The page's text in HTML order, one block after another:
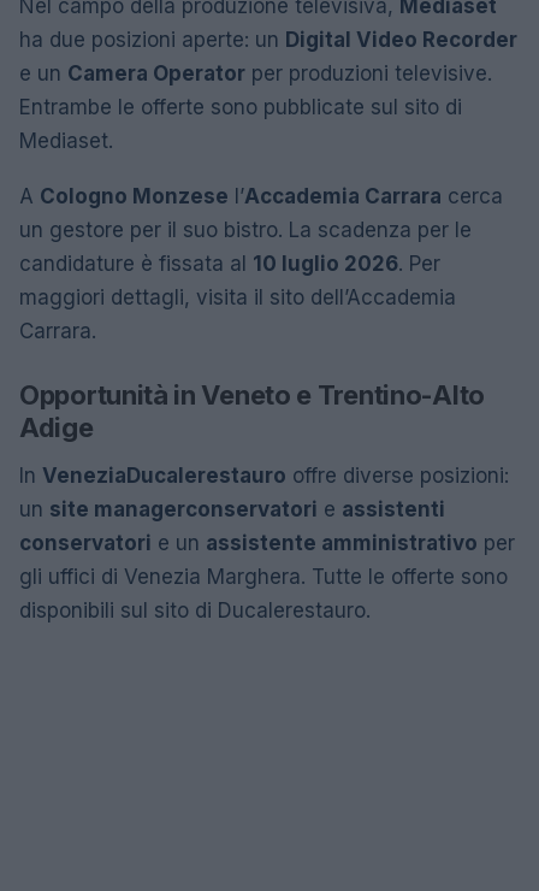
Nel campo della produzione televisiva, Mediaset
ha due posizioni aperte: un Digital Video Recorder
e un Camera Operator per produzioni televisive.
Entrambe le offerte sono pubblicate sul sito di
Mediaset.
A Cologno Monzese l’Accademia Carrara cerca
un gestore per il suo bistro. La scadenza per le
candidature è fissata al 10 luglio 2026. Per
maggiori dettagli, visita il sito dell’Accademia
Carrara.
Opportunità in Veneto e Trentino-Alto
Adige
In Venezia Ducalerestauro offre diverse posizioni:
un site managerconservatori e assistenti
conservatori e un assistente amministrativo per
gli uffici di Venezia Marghera. Tutte le offerte sono
disponibili sul sito di Ducalerestauro.